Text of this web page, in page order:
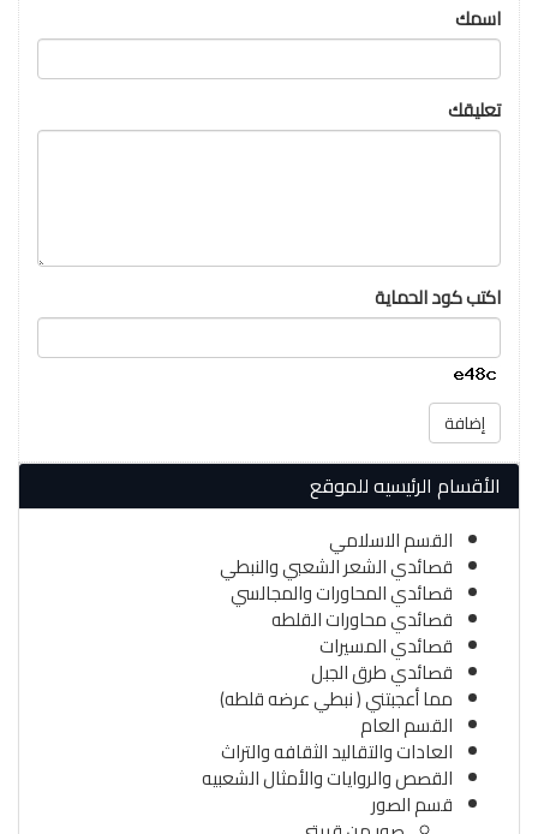
اسمك
تعليقك
اكتب كود الحماية
إضافة
الأقسام الرئيسيه للموقع
القسم الاسلامي
قصائدي الشعر الشعبي والنبطي
قصائدي المحاورات والمجالسي
قصائدي محاورات القلطه
قصائدي المسيرات
قصائدي طرق الجبل
مما أعجبتني ( نبطي عرضه قلطه)
القسم العام
العادات والتقاليد الثقافه والتراث
القصص والروايات والأمثال الشعبيه
قسم الصور